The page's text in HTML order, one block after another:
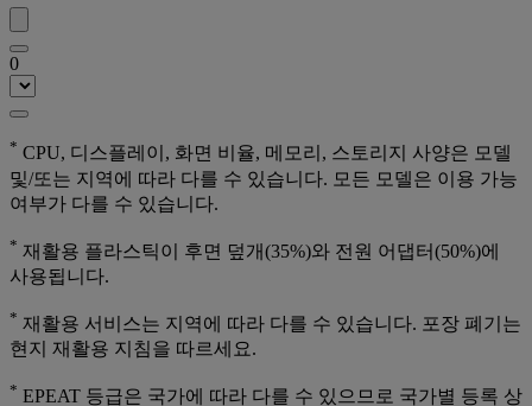
0
* CPU, 디스플레이, 화면 비율, 메모리, 스토리지 사양은 모델
및/또는 지역에 따라 다를 수 있습니다. 모든 모델은 이용 가능
여부가 다를 수 있습니다.
* 재활용 플라스틱이 후면 덮개(35%)와 전원 어댑터(50%)에
사용됩니다.
* 재활용 서비스는 지역에 따라 다를 수 있습니다. 포장 폐기는
현지 재활용 지침을 따르세요.
* EPEAT 등급은 국가에 따라 다를 수 있으므로 국가별 등록 상